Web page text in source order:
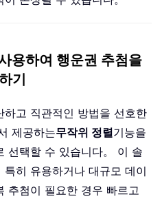
용하여 행운권 추첨을
기
고 직관적인 방법을 선호한
제공하는무작위 정렬기능을
선택할 수 있습니다。 이 솔
히 유용하거나 대규모 데이
추첨이 필요한 경우 빠르고